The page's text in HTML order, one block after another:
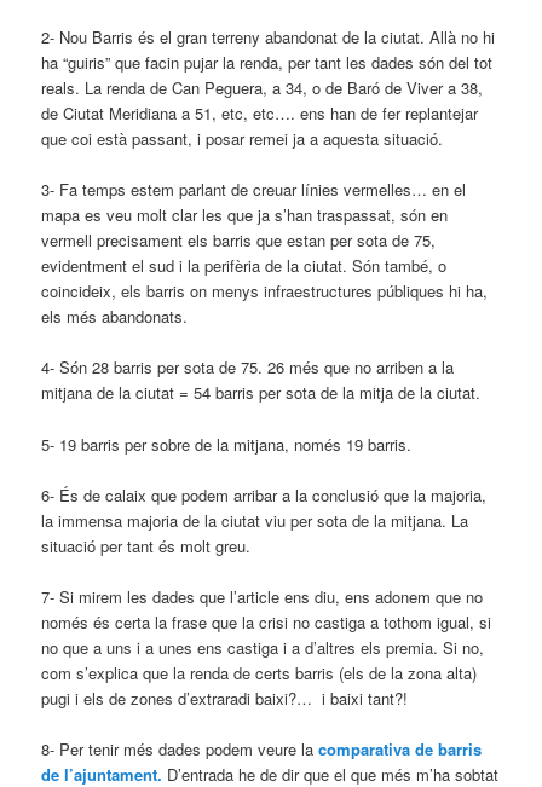
2- Nou Barris és el gran terreny abandonat de la ciutat. Allà no hi
ha “guiris” que facin pujar la renda, per tant les dades són del tot
reals. La renda de Can Peguera, a 34, o de Baró de Viver a 38,
de Ciutat Meridiana a 51, etc, etc…. ens han de fer replantejar
que coi està passant, i posar remei ja a aquesta situació.
3- Fa temps estem parlant de creuar línies vermelles… en el
mapa es veu molt clar les que ja s’han traspassat, són en
vermell precisament els barris que estan per sota de 75,
evidentment el sud i la perifèria de la ciutat. Són també, o
coincideix, els barris on menys infraestructures públiques hi ha,
els més abandonats.
4- Són 28 barris per sota de 75. 26 més que no arriben a la
mitjana de la ciutat = 54 barris per sota de la mitja de la ciutat.
5- 19 barris per sobre de la mitjana, només 19 barris.
6- És de calaix que podem arribar a la conclusió que la majoria,
la immensa majoria de la ciutat viu per sota de la mitjana. La
situació per tant és molt greu.
7- Si mirem les dades que l’article ens diu, ens adonem que no
només és certa la frase que la crisi no castiga a tothom igual, si
no que a uns i a unes ens castiga i a d’altres els premia. Si no,
com s’explica que la renda de certs barris (els de la zona alta)
pugi i els de zones d’extraradi baixi?… i baixi tant?!
8- Per tenir més dades podem veure lacomparativa de barris
de l’ajuntament. D’entrada he de dir que el que més m’ha sobtat